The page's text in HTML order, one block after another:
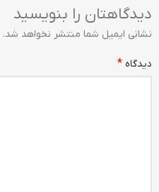
دیدگاهتان را بنویسید
نشانی ایمیل شما منتشر نخواهد شد.
دیدگاه*